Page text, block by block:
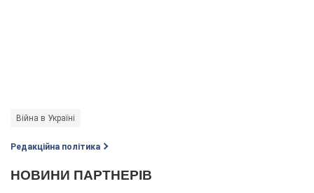
Війна в Україні
Редакційна політика